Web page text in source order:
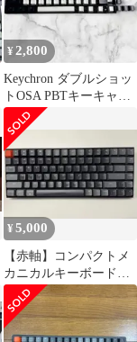
¥2,800
Keychron ダブルショッ
トOSA PBTキーキャッ
プセット
¥5,000
【赤軸】コンパクトメ
カニカルキーボード
【Keychron K2】